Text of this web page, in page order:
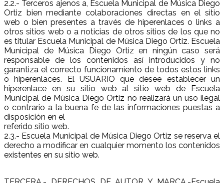
2.2.- Terceros ajenos a, Escuela Municipal de Música Diego
Ortiz bien mediante colaboraciones directas en el sitio
web o bien presentes a través de hiperenlaces o links a
otros sitios web o a noticias de otros sitios de los que no
es titular Escuela Municipal de Música Diego Ortiz. Escuela
Municipal de Música Diego Ortiz en ningún caso será
responsable de los contenidos así introducidos y no
garantiza el correcto funcionamiento de todos estos links
o hiperenlaces. El USUARIO que desee establecer un
hiperenlace en su sitio web al sitio web de Escuela
Municipal de Música Diego Ortiz no realizará un uso ilegal
o contrario a la buena fe de las informaciones puestas a
disposición en el
referido sitio web.
2.3.- Escuela Municipal de Música Diego Ortiz se reserva el
derecho a modificar en cualquier momento los contenidos
existentes en su sitio web.